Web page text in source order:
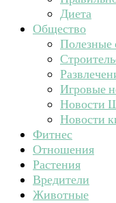
Диета
Общество
Полезные
Игровые
Новости
Новости
Фитнес
Отношения
Растения
Вредители
Животные